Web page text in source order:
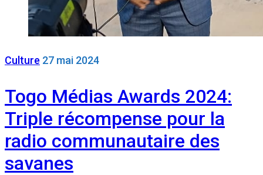
Culture 27 mai 2024
Togo Médias Awards 2024:
Triple récompense pour la
radio communautaire des
savanes